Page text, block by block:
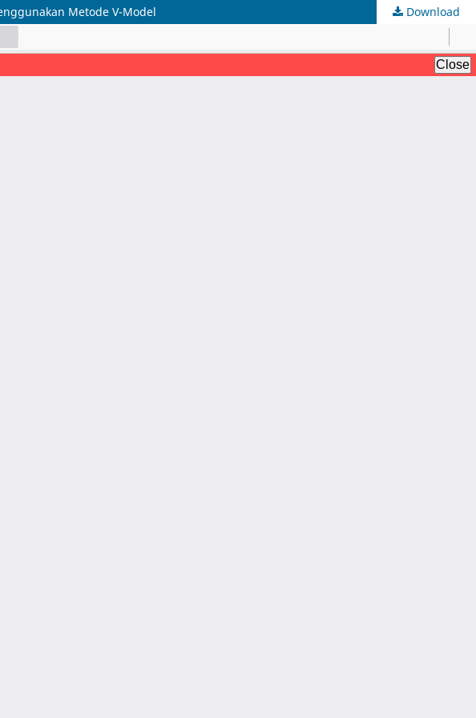
Metode V-Model Download